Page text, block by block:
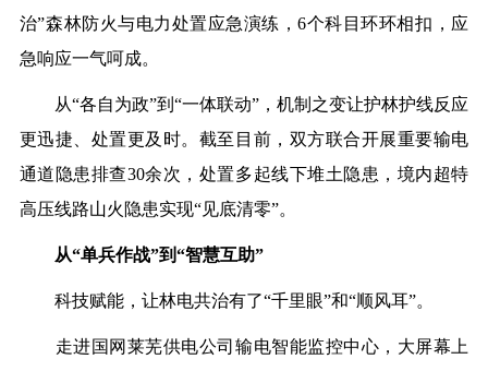
治”森林防火与电力处置应急演练，6个科目环环相扣，应
急响应一气呵成。
从“各自为政”到“一体联动”，机制之变让护林护线反应
更迅捷、处置更及时。截至目前，双方联合开展重要输电
通道隐患排查30余次，处置多起线下堆土隐患，境内超特
高压线路山火隐患实现“见底清零”。
从“单兵作战”到“智慧互助”
科技赋能，让林电共治有了“千里眼”和“顺风耳”。
走进国网莱芜供电公司输电智能监控中心，大屏幕上